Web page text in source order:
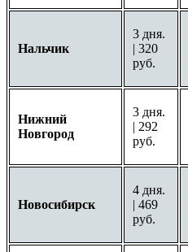
Нальчик
3 дня.
| 320
руб.
Нижний
Новгород
3 дня.
| 292
руб.
Новосибирск
4 дня.
| 469
руб.